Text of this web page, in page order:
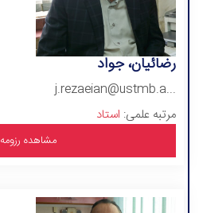
رضائیان، جواد
j.rezaeian@ustmb.a...
مرتبه علمی: استاد
مشاهده رزومه